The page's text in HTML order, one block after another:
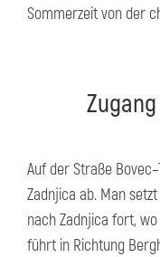
Sommerzeit von der
Auf der Straße
Zadnjica ab. Man
nach Zadnjica fort,
führt in Richtung